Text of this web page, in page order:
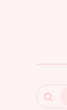
SEARCH
FOR: